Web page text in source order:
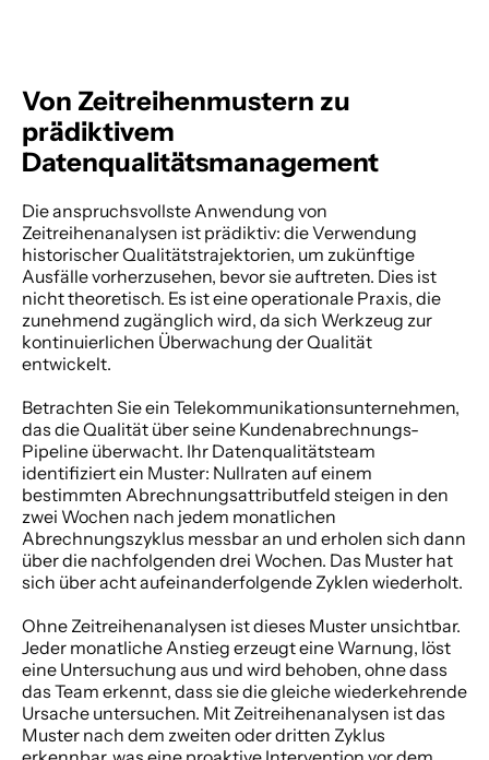
Von Zeitreihenmustern zu
prädiktivem
Datenqualitätsmanagement
Die anspruchsvollste Anwendung von
Zeitreihenanalysen ist prädiktiv: die Verwendung
historischer Qualitätstrajektorien, um zukünftige
Ausfälle vorherzusehen, bevor sie auftreten. Dies ist
nicht theoretisch. Es ist eine operationale Praxis, die
zunehmend zugänglich wird, da sich Werkzeug zur
kontinuierlichen Überwachung der Qualität
entwickelt.
Betrachten Sie ein Telekommunikationsunternehmen,
das die Qualität über seine Kundenabrechnungs-
Pipeline überwacht. Ihr Datenqualitätsteam
identifiziert ein Muster: Nullraten auf einem
bestimmten Abrechnungsattributfeld steigen in den
zwei Wochen nach jedem monatlichen
Abrechnungszyklus messbar an und erholen sich dann
über die nachfolgenden drei Wochen. Das Muster hat
sich über acht aufeinanderfolgende Zyklen wiederholt.
Ohne Zeitreihenanalysen ist dieses Muster unsichtbar.
Jeder monatliche Anstieg erzeugt eine Warnung, löst
eine Untersuchung aus und wird behoben, ohne dass
das Team erkennt, dass sie die gleiche wiederkehrende
Ursache untersuchen. Mit Zeitreihenanalysen ist das
Muster nach dem zweiten oder dritten Zyklus